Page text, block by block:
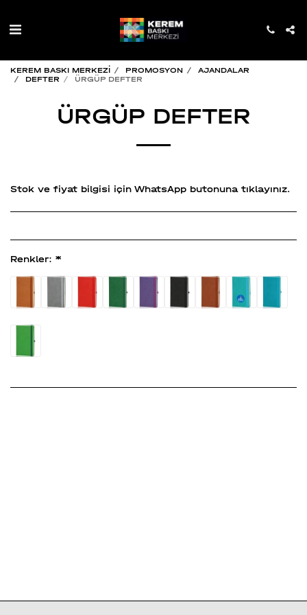
KEREM BASKI MERKEZİ PROMOSYON
AJANDALAR
DEFTER
ÜRGÜP DEFTER
ÜRGÜP DEFTER
Stok ve fiyat bilgisi için WhatsApp butonuna tıklayınız.
Renkler: *